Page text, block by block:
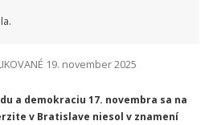
19. november 2025
a demokraciu 17. novembra sa na
v Bratislave niesol v znamení